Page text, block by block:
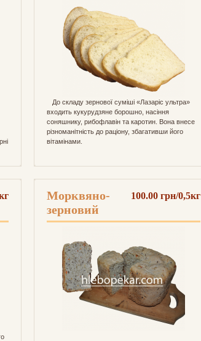
До складу зернової суміші «Лазаріс ультра»
входить кукурудзяне борошно, насіння
соняшнику, рибофлавін та каротин. Вона внесе
різноманітність до раціону, збагативши його
вітамінами.
100.00 грн/0,5кг
Морквяно-
зерновий